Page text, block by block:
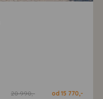
20 990,-
od 15 770,-